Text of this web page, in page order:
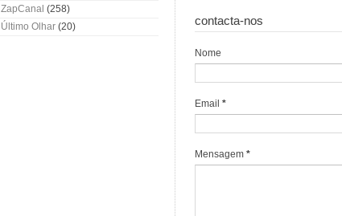
ZapCanal (258)
Último Olhar (20) contacta-nos
Nome
Email *
Mensagem *